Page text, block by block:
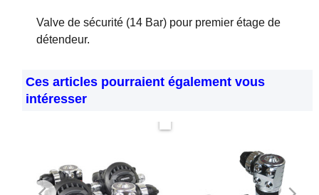
Valve de sécurité (14 Bar) pour premier étage de
Ces articles pourraient également vous